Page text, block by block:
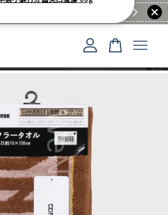
棉簡約餐墊 童裝
目前還是空的。
繼續購物